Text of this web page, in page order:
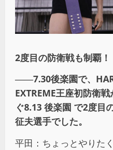
2度目の防衛戦も制覇！
――7.30後楽園で、
EXTREME王座初防衛
ぐ8.13 後楽園 で2度目
征夫選手でした。
平田：ちょっとやりた